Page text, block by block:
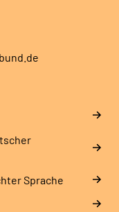
Sprache